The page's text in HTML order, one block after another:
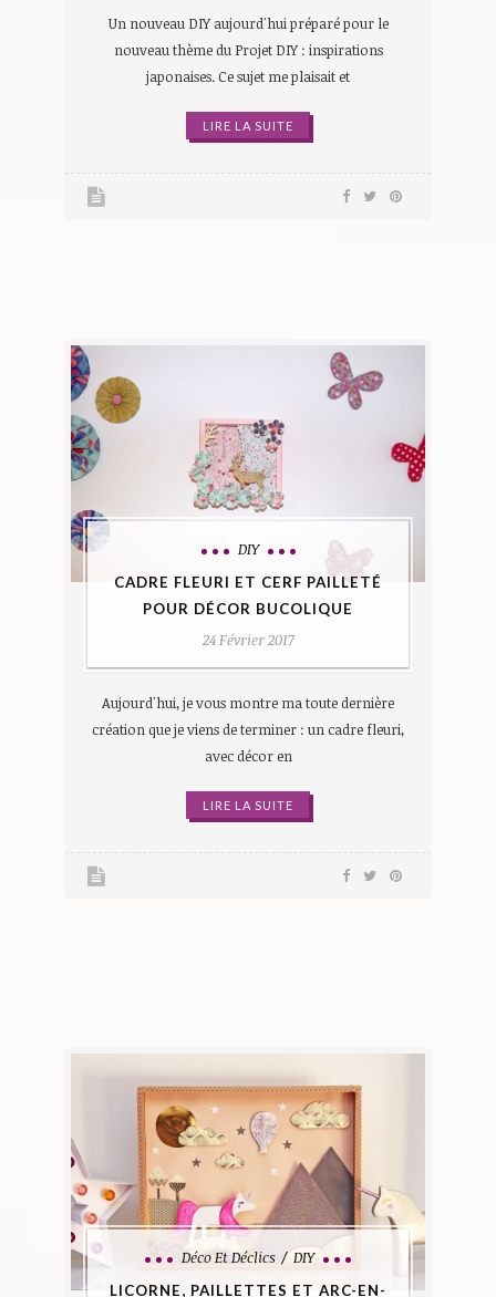
Un nouveau DIY aujourd'hui préparé pour le
nouveau thème du Projet DIY : inspirations
japonaises. Ce sujet me plaisait et
LIRE LA SUITE
DIY
CADRE FLEURI ET CERF PAILLETÉ
POUR DÉCOR BUCOLIQUE
24 Février 2017
Aujourd'hui, je vous montre ma toute dernière
création que je viens de terminer : un cadre fleuri,
avec décor en
LIRE LA SUITE
Déco Et Déclics DIY
LICORNE, PAILLETTES ET ARC-EN-